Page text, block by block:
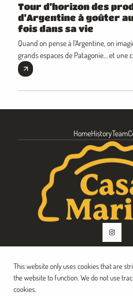
Tour d’horizon des
d’Argentine à goûter
fois dans sa vie
Quand on pense à l’Argentine, on
grands espaces de Patagonie… et une
met tout le monde d’accord.
HomeHistoryTeam
© Casa Mariel
Legal Notice Data privacy
This website only uses cookies that are
the website to function. We do not use
cookies.